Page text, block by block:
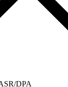
DPA